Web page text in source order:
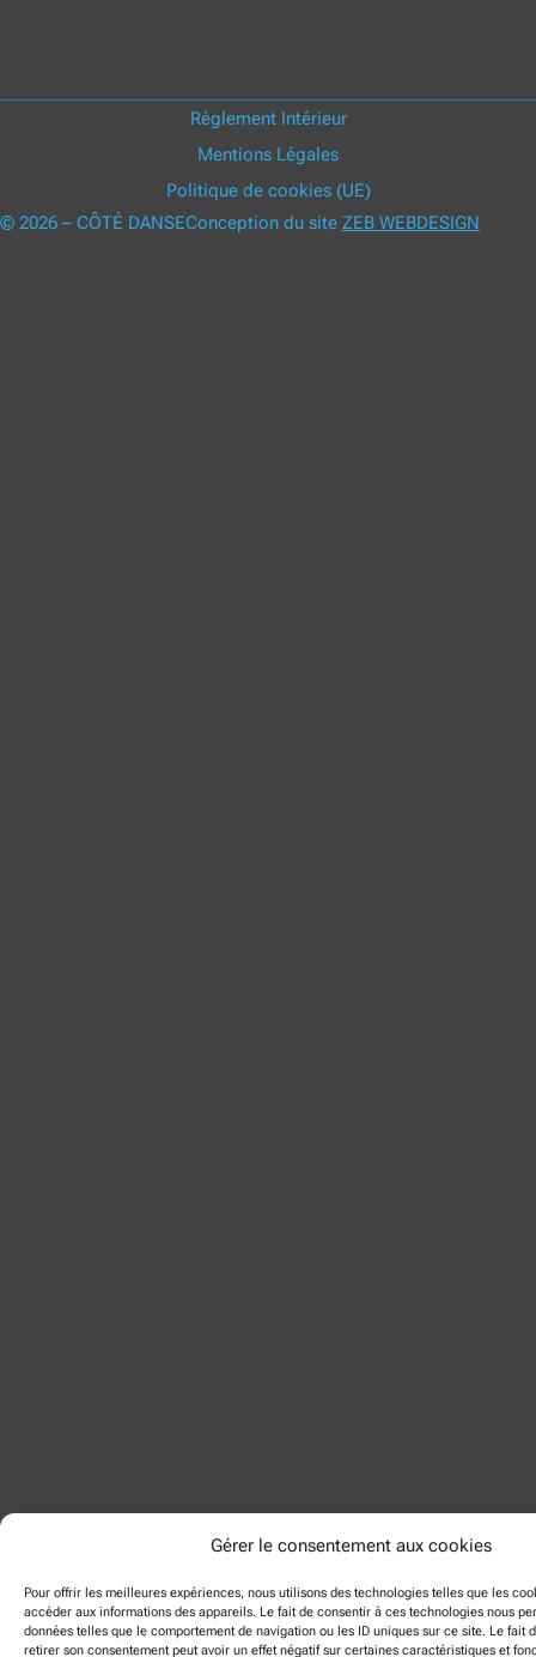
Gérer le consentement aux cookies
Pour offrir les meilleures expériences, nous utilisons des technologies telles que les
accéder aux informations des appareils. Le fait de consentir à ces technologies nous
données telles que le comportement de navigation ou les ID uniques sur ce site. Le fait
retirer son consentement peut avoir un effet négatif sur certaines caractéristiques et
Règlement Intérieur
Mentions Légales
Politique de cookies (UE)
© 2026 – CÔTÉ DANSEConception du site ZEB WEBDESIGN